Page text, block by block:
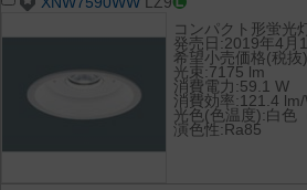
コンパクト形蛍光
発売日:2019年4月1
希望小売価格(税抜
光束:7175 lm
消費電力:59.1 W
消費効率:121.4
光色(色温度):白色
演色性:Ra85